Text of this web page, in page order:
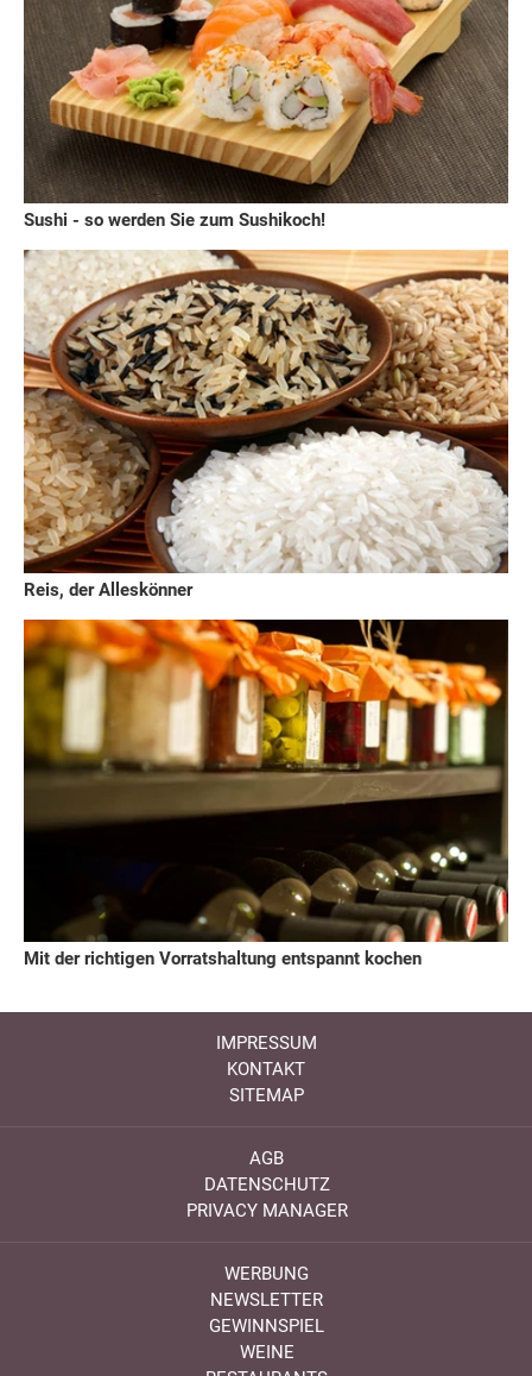
Sushi - so werden Sie zum Sushikoch!
Reis, der Alleskönner
Mit der richtigen Vorratshaltung entspannt kochen
IMPRESSUM
KONTAKT
SITEMAP
AGB
DATENSCHUTZ
PRIVACY MANAGER
WERBUNG
NEWSLETTER
GEWINNSPIEL
WEINE